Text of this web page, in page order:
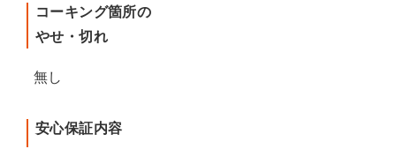
コーキング箇所の
やせ・切れ
無し
安心保証内容